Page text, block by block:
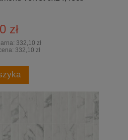
zł
332,10 zł
332,10 zł